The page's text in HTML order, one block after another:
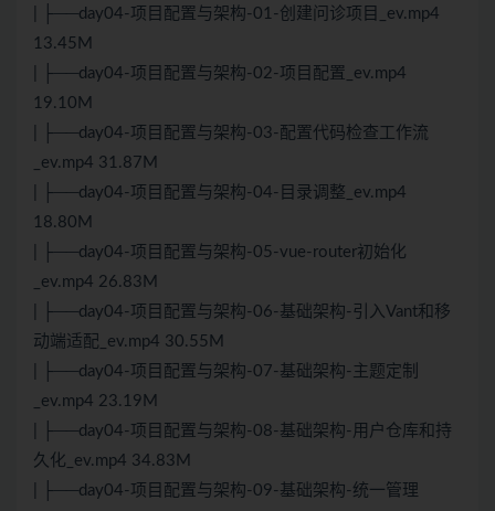
| ├──day04-项目配置与架构-01-创建问诊项目_ev.mp4
13.45M
| ├──day04-项目配置与架构-02-项目配置_ev.mp4
19.10M
| ├──day04-项目配置与架构-03-配置代码检查工作流
_ev.mp4 31.87M
| ├──day04-项目配置与架构-04-目录调整_ev.mp4
18.80M
| ├──day04-项目配置与架构-05-vue-router初始化
_ev.mp4 26.83M
| ├──day04-项目配置与架构-06-基础架构-引入Vant和移
动端适配_ev.mp4 30.55M
| ├──day04-项目配置与架构-07-基础架构-主题定制
_ev.mp4 23.19M
| ├──day04-项目配置与架构-08-基础架构-用户仓库和持
久化_ev.mp4 34.83M
| ├──day04-项目配置与架构-09-基础架构-统一管理